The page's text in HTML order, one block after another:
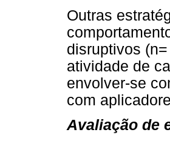
Outras
disruptivos
atividade de
envolver-se
com
Avaliação de